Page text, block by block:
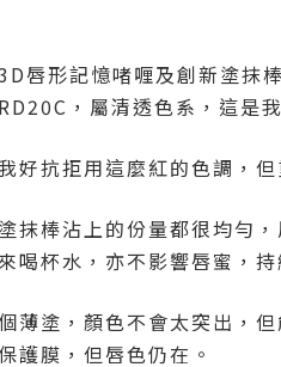
唇形記憶啫喱及創新塗抹
，屬清透色系，這是
好抗拒用這麼紅的色調，
抹棒沾上的份量都很均勻
喝杯水，亦不影響唇蜜，
薄塗，顏色不會太突出，
護膜，但唇色仍在。